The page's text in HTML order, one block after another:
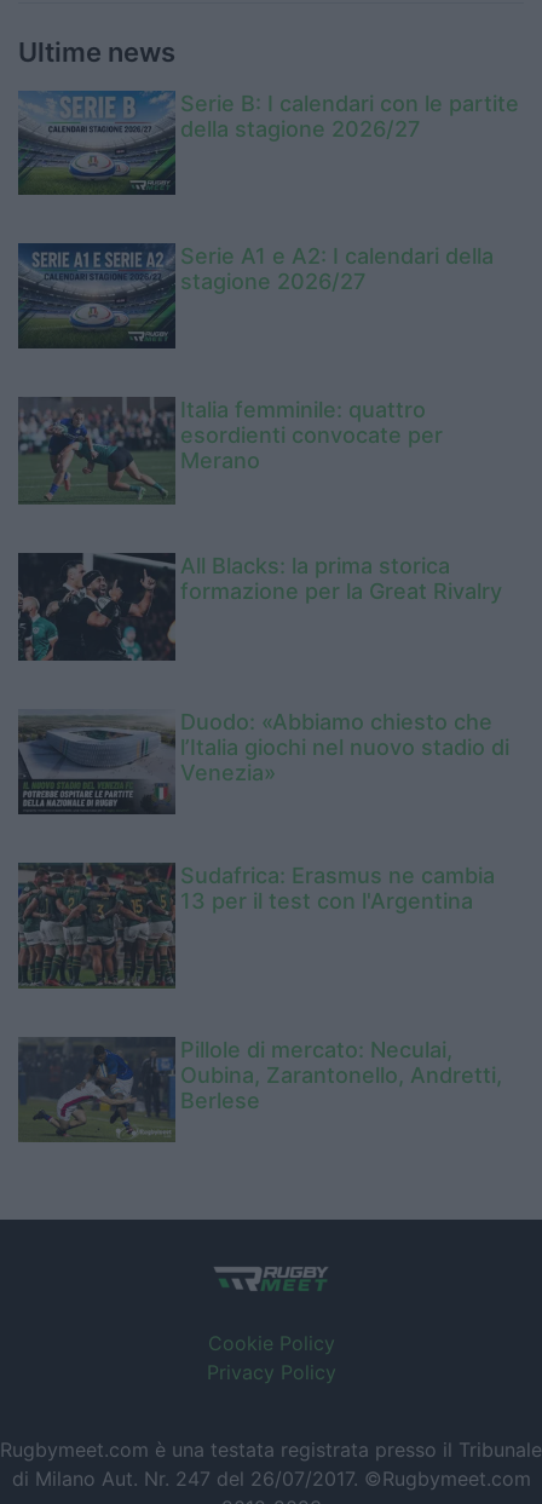
Ultime news
Serie B: I calendari con le partite
della stagione 2026/27
Serie A1 e A2: I calendari della
stagione 2026/27
Italia femminile: quattro
esordienti convocate per
Merano
All Blacks: la prima storica
formazione per la Great Rivalry
Duodo: «Abbiamo chiesto che
l’Italia giochi nel nuovo stadio di
Venezia»
Sudafrica: Erasmus ne cambia
13 per il test con l'Argentina
Pillole di mercato: Neculai,
Oubina, Zarantonello, Andretti,
Berlese
Cookie Policy
Privacy Policy
Rugbymeet.com è una testata registrata presso il Tribunale
di Milano Aut. Nr. 247 del 26/07/2017. ©Rugbymeet.com